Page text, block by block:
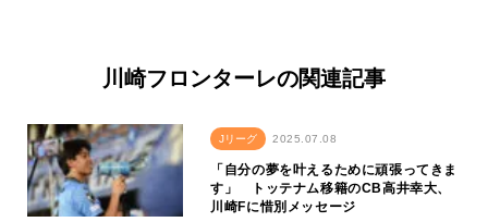
川崎フロンターレの関連記事
Jリーグ 2025.07.08
「自分の夢を叶えるために頑張ってきま
す」 トッテナム移籍のCB高井幸大、
川崎Fに惜別メッセージ